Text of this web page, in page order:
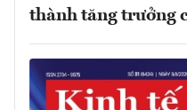
thành tăng trưởng